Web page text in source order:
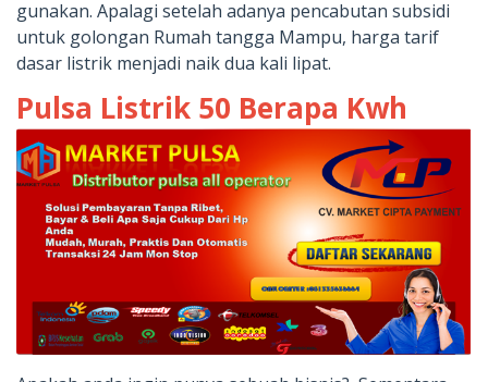
gunakan. Apalagi setelah adanya pencabutan subsidi
untuk golongan Rumah tangga Mampu, harga tarif
dasar listrik menjadi naik dua kali lipat.
Pulsa Listrik 50 Berapa Kwh